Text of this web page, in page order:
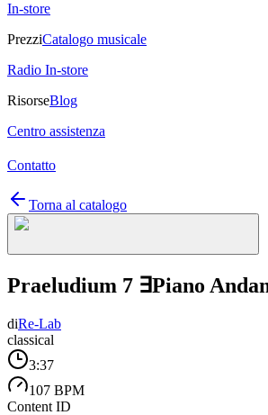
In-store
PrezziCatalogo musicale
Radio In-store
RisorseBlog
Centro assistenza
Contatto
Torna al catalogo
Praeludium 7 ∃Piano
diRe-Lab
classical
3:37
107 BPM
Content ID